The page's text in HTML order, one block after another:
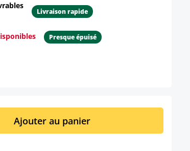
Livraison rapide
Presque épuisé
la quantité souhaitée ou
Ajouter au panier